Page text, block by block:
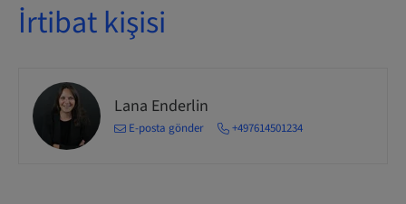
İrtibat kişisi
Lana Enderlin
E-posta gönder +497614501234